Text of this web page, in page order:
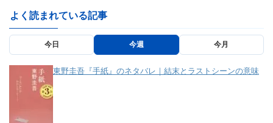
よく読まれている記事
今日 今週 今月
東野圭吾『手紙』のネタバレ｜結末とラストシーンの意味